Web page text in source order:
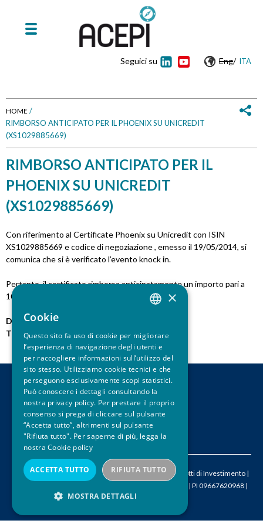
Eng/ ITA
Seguici su
T
s
e
i
q
u
i
HOME /
RIMBORSO ANTICIPATO PER IL PHOENIX SU UNICREDIT
(XS1029885669)
RIMBORSO ANTICIPATO PER IL
PHOENIX SU UNICREDIT
(XS1029885669)
Con riferimento al Certificate Phoenix su Unicredit con ISIN
XS1029885669 e codice di negoziazione , emesso il 19/05/2014, si
comunica che si è verificato l’evento knock in.
Pertanto, il certificato rimborsa anticipatamente un importo pari a
104300 euro lordi per certificato.
Data pubblicazione:
Tipo notizia:Rimborso Anticipato
CONTATTI
LEGAL DISCLAIMER
PRIVACY
CREDITS
© 2026 ACEPI – Associazione Italiana Certificati e Prodotti di Investimento |
| T +390287189076 | CF 05524340964 | PI 09667620968 |
SDI W7YVJK9
×
Cookie
Questo sito fa uso di cookie per migliorare
l’esperienza di navigazione degli utenti e
per raccogliere informazioni sull’utilizzo del
sito stesso. Utilizziamo cookie tecnici e che
perseguono esclusivamente scopi statistici.
Può conoscere i dettagli consultando la
nostra privacy policy. Per prestare il proprio
consenso si prega di cliccare sul pulsante
“Accetta tutto”, altrimenti sul pulsante
"Rifiuta tutto". Per saperne di più, legga la
nostra Cookie policy
ACCETTA TUTTO RIFIUTA TUTTO
MOSTRA DETTAGLI